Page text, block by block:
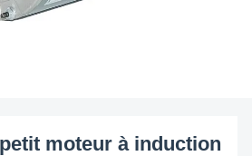
moteur à induction